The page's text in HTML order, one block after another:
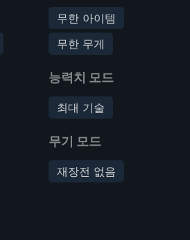
무한 아이템
무한 무게
능력치 모드
최대 기술
무기 모드
재장전 없음